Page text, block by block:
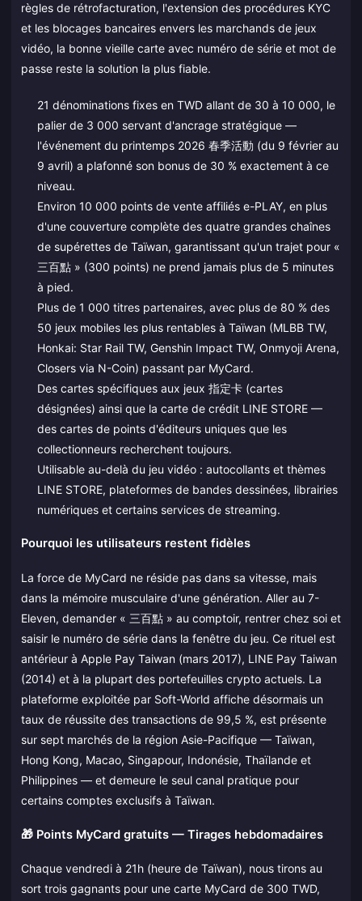
règles de rétrofacturation, l'extension des procédures KYC
et les blocages bancaires envers les marchands de jeux
vidéo, la bonne vieille carte avec numéro de série et mot de
passe reste la solution la plus fiable.
21 dénominations fixes en TWD allant de 30 à 10 000, le
palier de 3 000 servant d'ancrage stratégique —
l'événement du printemps 2026 春季活動 (du 9 février au
9 avril) a plafonné son bonus de 30 % exactement à ce
niveau.
Environ 10 000 points de vente affiliés e-PLAY, en plus
d'une couverture complète des quatre grandes chaînes
de supérettes de Taïwan, garantissant qu'un trajet pour «
三百點 » (300 points) ne prend jamais plus de 5 minutes
à pied.
Plus de 1 000 titres partenaires, avec plus de 80 % des
50 jeux mobiles les plus rentables à Taïwan (MLBB TW,
Honkai: Star Rail TW, Genshin Impact TW, Onmyoji Arena,
Closers via N-Coin) passant par MyCard.
Des cartes spécifiques aux jeux 指定卡 (cartes
désignées) ainsi que la carte de crédit LINE STORE —
des cartes de points d'éditeurs uniques que les
collectionneurs recherchent toujours.
Utilisable au-delà du jeu vidéo : autocollants et thèmes
LINE STORE, plateformes de bandes dessinées, librairies
numériques et certains services de streaming.
Pourquoi les utilisateurs restent fidèles
La force de MyCard ne réside pas dans sa vitesse, mais
dans la mémoire musculaire d'une génération. Aller au 7-
Eleven, demander « 三百點 » au comptoir, rentrer chez soi et
saisir le numéro de série dans la fenêtre du jeu. Ce rituel est
antérieur à Apple Pay Taiwan (mars 2017), LINE Pay Taiwan
(2014) et à la plupart des portefeuilles crypto actuels. La
plateforme exploitée par Soft-World affiche désormais un
taux de réussite des transactions de 99,5 %, est présente
sur sept marchés de la région Asie-Pacifique — Taïwan,
Hong Kong, Macao, Singapour, Indonésie, Thaïlande et
Philippines — et demeure le seul canal pratique pour
certains comptes exclusifs à Taïwan.
🎁 Points MyCard gratuits — Tirages hebdomadaires
Chaque vendredi à 21h (heure de Taïwan), nous tirons au
sort trois gagnants pour une carte MyCard de 300 TWD,